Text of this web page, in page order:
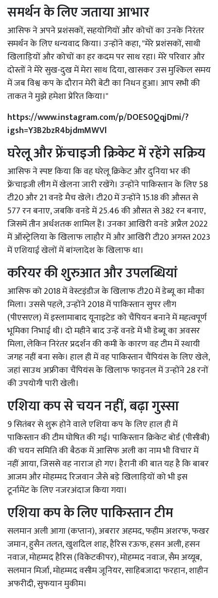
समर्थन के लिए जताया आभार
आसिफ ने अपने प्रशंसकों, सहयोगियों और कोचों का उनके निरंतर
समर्थन के लिए धन्यवाद किया। उन्होंने कहा, "मेरे प्रशंसकों, साथी
खिलाड़ियों और कोचों का हर कदम पर साथ रहा। मेरे परिवार और
दोस्तों ने मेरे सुख-दुख में मेरा साथ दिया, खासकर उस मुश्किल समय
में जब विश्व कप के दौरान मेरी बेटी का निधन हुआ। आप सभी की
ताकत ने मुझे हमेशा प्रेरित किया।"
https://www.instagram.com/p/DOES0QqjDmi/?
igsh=Y3B2bzR4bjdmMWVl
घरेलू और फ्रेंचाइजी क्रिकेट में रहेंगे सक्रिय
आसिफ ने स्पष्ट किया कि वह घरेलू क्रिकेट और दुनिया भर की
फ्रेंचाइजी लीग में खेलना जारी रखेंगे। उन्होंने पाकिस्तान के लिए 58
टी20 और 21 वनडे मैच खेले। टी20 में उन्होंने 15.18 की औसत से
577 रन बनाए, जबकि वनडे में 25.46 की औसत से 382 रन बनाए,
जिसमें तीन अर्धशतक शामिल हैं। उनका आखिरी वनडे अप्रैल 2022
में ऑस्ट्रेलिया के खिलाफ लाहौर में और आखिरी टी20 अगस्त 2023
में एशियाई खेलों में बांग्लादेश के खिलाफ था।
करियर की शुरुआत और उपलब्धियां
आसिफ को 2018 में वेस्टइंडीज के खिलाफ टी20 में डेब्यू का मौका
मिला। उससे पहले, उन्होंने 2018 में पाकिस्तान सुपर लीग
(पीएसएल) में इस्लामाबाद यूनाइटेड को चैंपियन बनाने में महत्वपूर्ण
भूमिका निभाई थी। दो महीने बाद उन्हें वनडे में भी डेब्यू का अवसर
मिला, लेकिन निरंतर प्रदर्शन की कमी के कारण वह टीम में स्थायी
जगह नहीं बना सके। हाल ही में वह पाकिस्तान चैंपियंस के लिए खेले,
जहां साउथ अफ्रीका चैंपियंस के खिलाफ फाइनल में उन्होंने 28 रनों
की उपयोगी पारी खेली।
एशिया कप से चयन नहीं, बढ़ा गुस्सा
9 सितंबर से शुरू होने वाले एशिया कप के लिए हाल ही में
पाकिस्तान की टीम घोषित की गई। पाकिस्तान क्रिकेट बोर्ड (पीसीबी)
की चयन समिति की बैठक में आसिफ अली का नाम भी विचार में
नहीं आया, जिससे वह नाराज हो गए। हैरानी की बात यह है कि बाबर
आजम और मोहम्मद रिजवान जैसे बड़े खिलाड़ियों को भी इस
टूर्नामेंट के लिए नजरअंदाज किया गया।
एशिया कप के लिए पाकिस्तान टीम
सलमान अली आगा (कप्तान), अबरार अहमद, फहीम अशरफ, फखर
जमान, हुसैन तलत, खुशदिल शाह, हैरिस रऊफ, हसन अली, हसन
नवाज, मोहम्मद हैरिस (विकेटकीपर), मोहम्मद नवाज, सैम अय्यूब,
सलमान मिर्जा, मोहम्मद वसीम जूनियर, साहिबजादा फरहान, शाहीन
अफरीदी, सुफयान मुकीम।